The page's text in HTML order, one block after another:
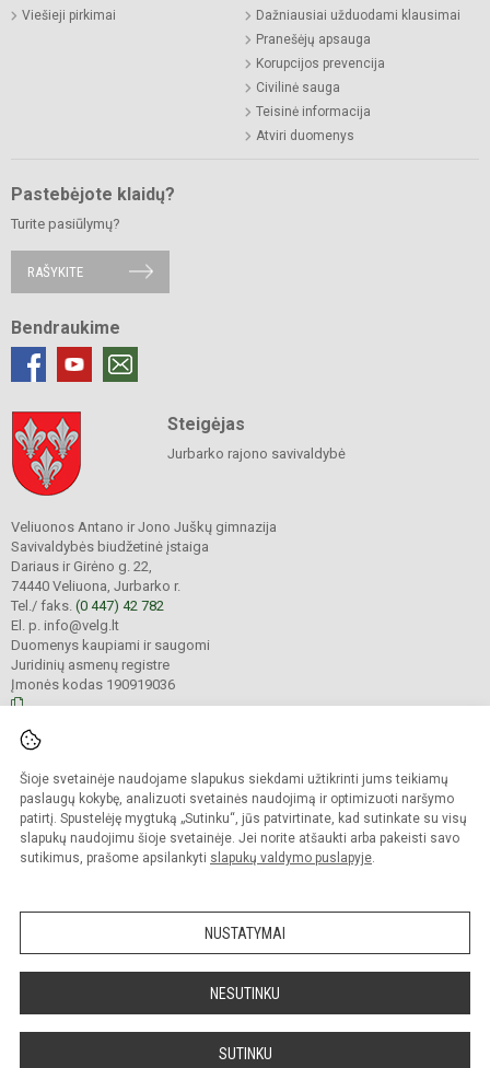
Šioje svetainėje naudojame slapukus siekdami užtikrinti jums teikiamų
paslaugų kokybę, analizuoti svetainės naudojimą ir optimizuoti naršymo
patirtį. Spustelėję mygtuką „Sutinku“, jūs patvirtinate, kad sutinkate su visų
slapukų naudojimu šioje svetainėje. Jei norite atšaukti arba pakeisti savo
sutikimus, prašome apsilankyti slapukų valdymo puslapyje.
NUSTATYMAI
NESUTINKU
SUTINKU
Viešieji pirkimai
Dažniausiai užduodami klausimai
Pranešėjų apsauga
Korupcijos prevencija
Civilinė sauga
Teisinė informacija
Atviri duomenys
Pastebėjote klaidų?
Turite pasiūlymų?
RAŠYKITE
Bendraukime
Steigėjas
Jurbarko rajono savivaldybė
Veliuonos Antano ir Jono Juškų gimnazija
Savivaldybės biudžetinė įstaiga
Dariaus ir Girėno g. 22,
74440 Veliuona, Jurbarko r.
Tel./ faks. (0 447) 42 782
El. p. info@velg.lt
Duomenys kaupiami ir saugomi
Juridinių asmenų registre
Įmonės kodas 190919036
Kopijuoti turinį be raštiško gimnazijos administracijos sutikimo griežtai
draudžiama.
Prieinamumo paraiška Slapukų valdymas
Sumanus būdas atnaujinti